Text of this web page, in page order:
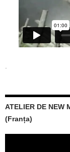
ATELIER DE NEW
(Franța)